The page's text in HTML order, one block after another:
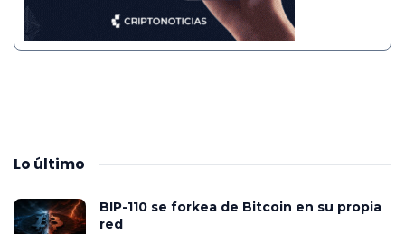
Lo último
BIP-110 se forkea de Bitcoin en su propia
red